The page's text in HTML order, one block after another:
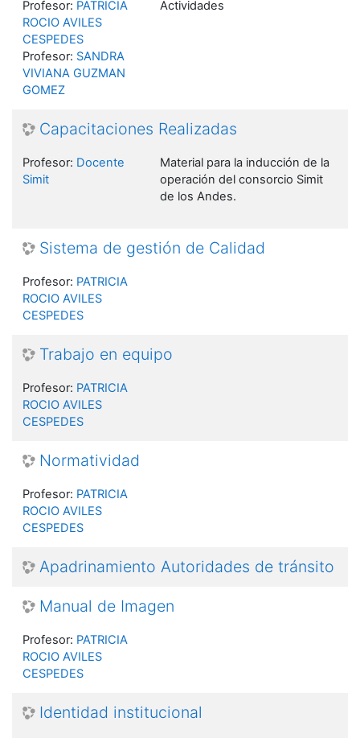
Actividades
Profesor: PATRICIA
ROCIO AVILES
CESPEDES
Profesor: SANDRA
VIVIANA GUZMAN
GOMEZ
Capacitaciones Realizadas
Material para la inducción de la
operación del consorcio Simit
de los Andes.
Profesor: Docente
Simit
Sistema de gestión de Calidad
Profesor: PATRICIA
ROCIO AVILES
CESPEDES
Trabajo en equipo
Profesor: PATRICIA
ROCIO AVILES
CESPEDES
Normatividad
Profesor: PATRICIA
ROCIO AVILES
CESPEDES
Apadrinamiento Autoridades de tránsito
Manual de Imagen
Profesor: PATRICIA
ROCIO AVILES
CESPEDES
Identidad institucional